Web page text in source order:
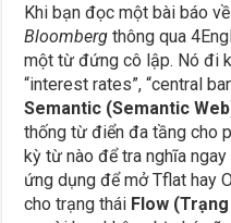
Khi bạn đọc một bài báo
Bloomberg thông qua
một từ đứng cô lập. Nó đi
“interest rates”, “central
Semantic (Semantic
thống từ điển đa tầng cho
kỳ từ nào để tra nghĩa
ứng dụng để mở Tflat hay
cho trạng thái Flow